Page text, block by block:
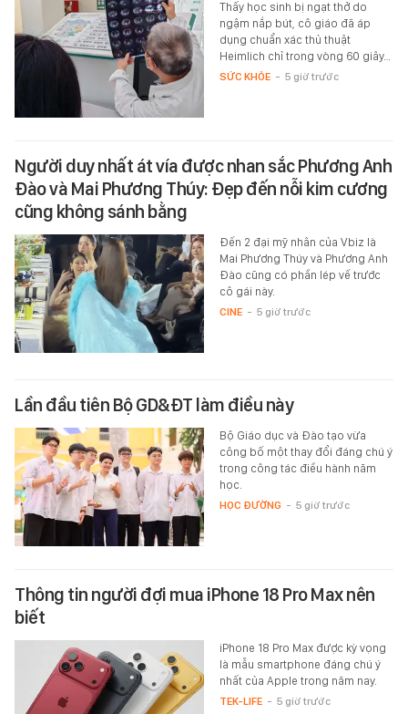
Thấy học sinh bị ngạt thở do
ngậm nắp bút, cô giáo đã áp
dụng chuẩn xác thủ thuật
Heimlich chỉ trong vòng 60 giây…
SỨC KHỎE - 5 giờ trước
Người duy nhất át vía được nhan sắc Phương Anh
Đào và Mai Phương Thúy: Đẹp đến nỗi kim cương
cũng không sánh bằng
Đến 2 đại mỹ nhân của Vbiz là
Mai Phương Thúy và Phương Anh
Đào cũng có phần lép vế trước
cô gái này.
CINE - 5 giờ trước
Lần đầu tiên Bộ GD&ĐT làm điều này
Bộ Giáo dục và Đào tạo vừa
công bố một thay đổi đáng chú ý
trong công tác điều hành năm
học.
HỌC ĐƯỜNG - 5 giờ trước
Thông tin người đợi mua iPhone 18 Pro Max nên
biết
iPhone 18 Pro Max được kỳ vọng
là mẫu smartphone đáng chú ý
nhất của Apple trong năm nay.
TEK-LIFE - 5 giờ trước